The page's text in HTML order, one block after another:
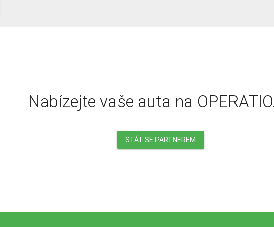
Nabízejte vaše auta na
STÁT SE PARTNEREM